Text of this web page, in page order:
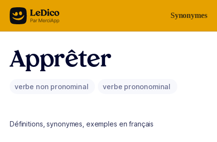
Aller au contenu Synonymes
Apprêter
verbe non pronominal verbe prononominal
Définitions, synonymes, exemples en français